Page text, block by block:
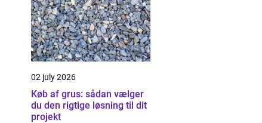
02 july 2026
Køb af grus: sådan vælger
du den rigtige løsning til dit
projekt